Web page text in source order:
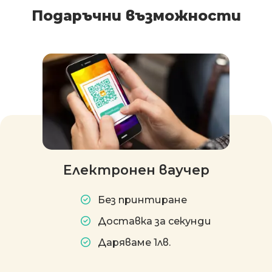
Подаръчни възможности
Електронен ваучер
Без принтиране
Доставка за секунди
Даряваме 1лв.